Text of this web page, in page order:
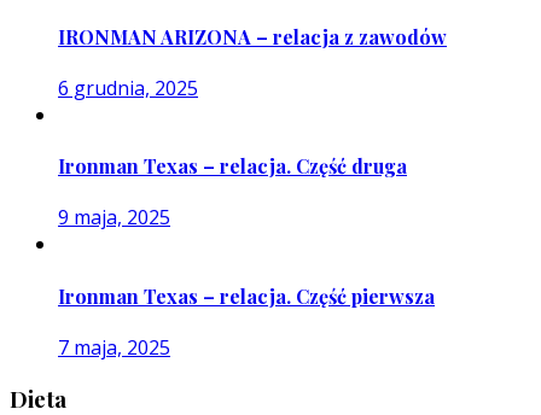
IRONMAN ARIZONA – relacja z zawodów
6 grudnia, 2025
Ironman Texas – relacja. Część druga
9 maja, 2025
Ironman Texas – relacja. Część pierwsza
7 maja, 2025
Dieta